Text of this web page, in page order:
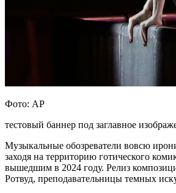
Фото: AP
тестовый баннер под заглавное
Музыкальные обозреватели вовсю
заходя на территорию готического
вышедшим в 2024 году. Релиз
Ротвуд, преподавательницы темных